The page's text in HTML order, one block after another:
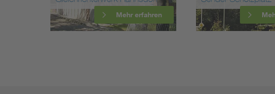
Mehr erfahren Mehr erfahren